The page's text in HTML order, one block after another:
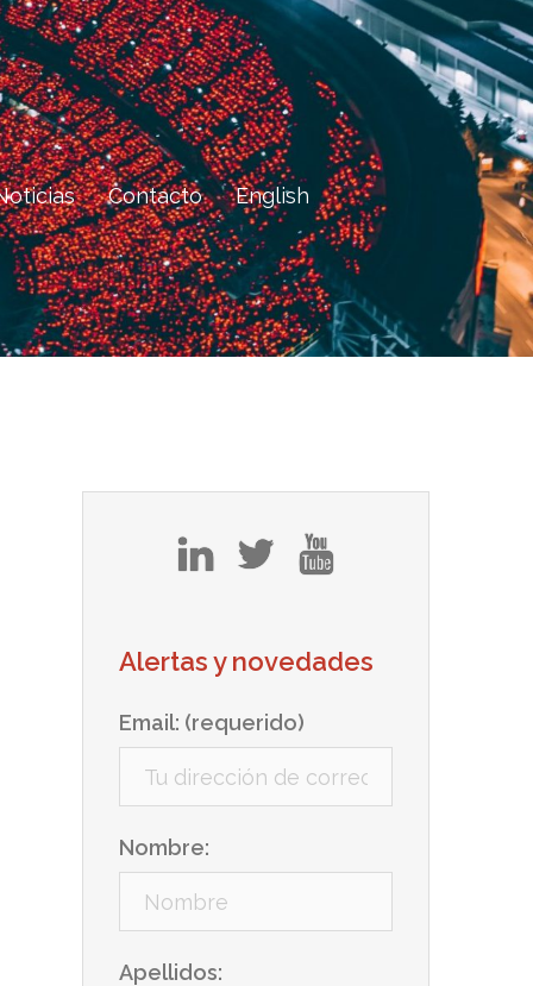
Contacto English
tw
Alertas y novedades
Email: (requerido)
Nombre:
Apellidos: